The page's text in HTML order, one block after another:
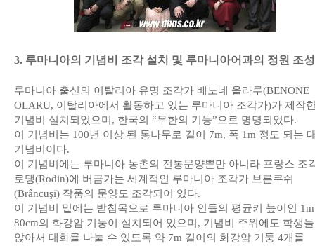
3. 루마니아의 기념비 조각 설치 및 루마니아어과의 정원 조성
루마니아 출신의 이탈리아 유명 조각가 베노네 올라루(BENONE
OLARU, 이탈리아에서 활동하고 있는 루마니아 조각가)가 제작
기념비 설치되었으며, 한국의 “무한의 기둥”으로 명명되었다.
이 기념비는 100년 이상 된 통나무로 길이 7m, 폭 1m 정도 되는
기념비이다.
이 기념비에는 루마니아 농촌의 전통문양뿐만 아니라 프랑스 조
로댕(Rodin)에 버금가는 세계적인 루마니아 조각가 브른쿠쉬
(Brâncuşi) 작품의 문양도 조각되어 있다.
이 기념비 밑에는 받침목으로 루마니아 인들의 평균키 높이인 1m
80cm의 화강암 기둥이 설치되어 있으며, 기념비 주위에도 학생
앉아서 대화를 나눌 수 있도록 약 7m 길이의 화강암 기둥 4개를